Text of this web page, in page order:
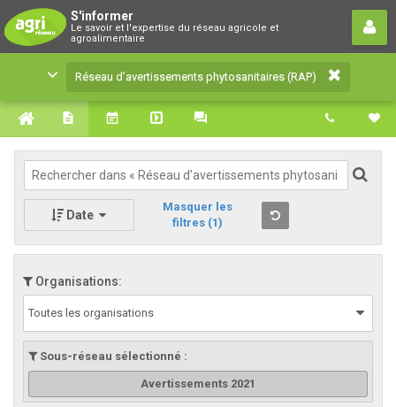
S'informer
Le savoir et l'expertise du réseau agricole et
agroalimentaire
Réseau d’avertissements
phytosanitaires (RAP)
Le savoir et l'expertise du réseau agricole et
agroalimentaire
Réseau d’avertissements phytosanitaires (RAP)
Date
Masquer les
filtres (1)
Organisations:
Toutes les organisations
Sous-réseau sélectionné :
Avertissements 2021